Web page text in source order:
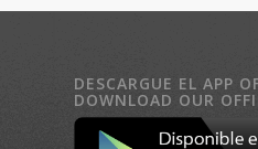
DESCARGUE EL APP
DOWNLOAD OUR